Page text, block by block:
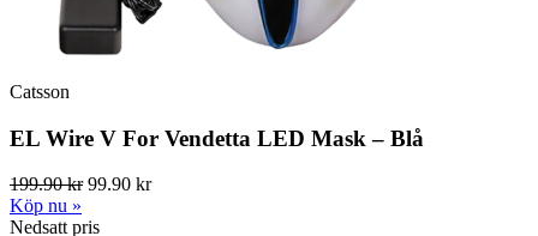
Catsson
EL Wire V For Vendetta LED Mask – Blå
199.90 kr99.90 kr
Köp nu »
Nedsatt pris